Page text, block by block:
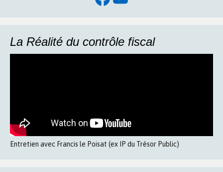
La Réalité du contrôle fiscal
Entretien avec Francis le Poisat (ex IP du Trésor Public)